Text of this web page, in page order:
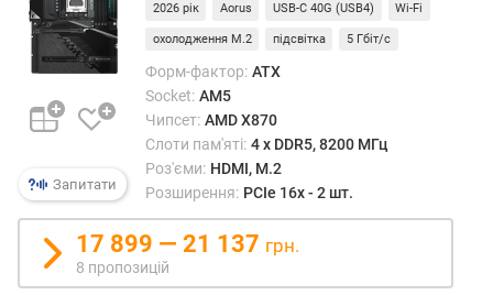
я
т
і
(
Г
S
A
T
A
Запитати
2026 рік Aorus USB-C 40G (USB4) Wi-Fi
охолодження M.2 підсвітка 5 Гбіт/с
Форм-фактор: ATX
Socket: AM5
Чипсет: AMD X870
Слоти пам'яті: 4 х DDR5, 8200 МГц
Роз'єми: HDMI, M.2
Розширення: PCIe 16x - 2 шт.
17 899 — 21 137 грн.
8 пропозицій